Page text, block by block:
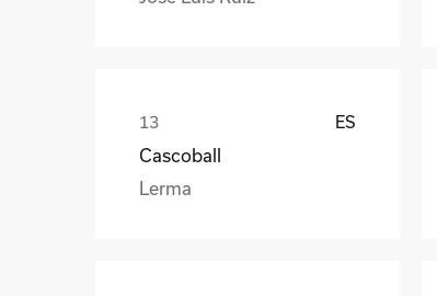
ES
Cascoball
Lerma